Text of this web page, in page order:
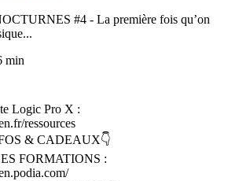
#4 - La première fois qu’on
min
Logic Pro X :
ressources
& CADEAUX👇
FORMATIONS :